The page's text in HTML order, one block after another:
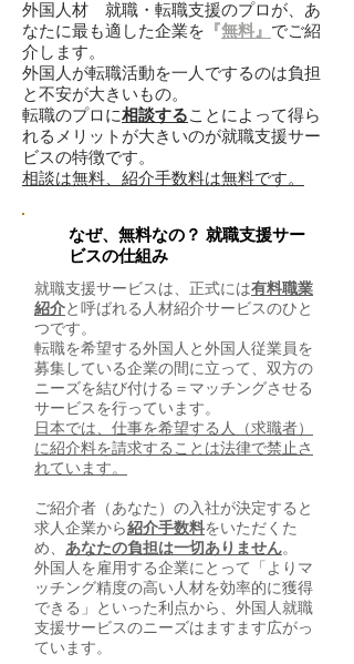
外国人材 就職・転職支援のプロが、あ
なたに最も適した企業を 『無料』 でご紹
介します。
外国人が転職活動を一人でするのは負担
と不安が大きいもの。
転職のプロに相談することによって得ら
れるメリットが大きいのが就職支援サー
ビスの特徴です。
​相談は無料、紹介手数料は無料です。
なぜ、無料なの？ 就職支援サー
ビスの仕組み
就職支援サービスは、正式には有料職業
紹介と呼ばれる人材紹介サービスのひと
つです。
転職を希望する外国人と外国人従業員を
募集している企業の間に立って、双方の
ニーズを結び付ける＝マッチングさせる
サービスを行っています。
日本では、仕事を希望する人（求職者）
に紹介料を請求することは法律で禁止さ
れています。
ご紹介者（あなた）の入社が決定すると
求人企業から紹介手数料をいただくた
め、 あなたの負担は一切ありません。
外国人を雇用する企業にとって「よりマ
ッチング精度の高い人材を効率的に獲得
できる」といった利点から、外国人就職
支援サービスのニーズはますます広がっ
ています。